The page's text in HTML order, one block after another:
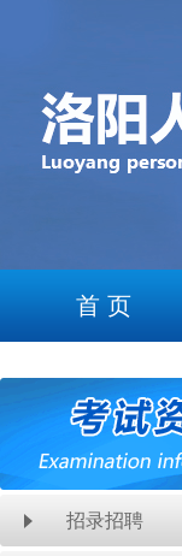
首 页
招录招聘